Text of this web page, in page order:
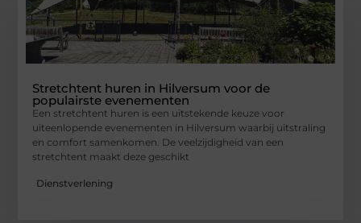
Stretchtent huren in Hilversum voor de
populairste evenementen
Een stretchtent huren is een uitstekende keuze voor
uiteenlopende evenementen in Hilversum waarbij uitstraling
en comfort samenkomen. De veelzijdigheid van een
stretchtent maakt deze geschikt
Dienstverlening